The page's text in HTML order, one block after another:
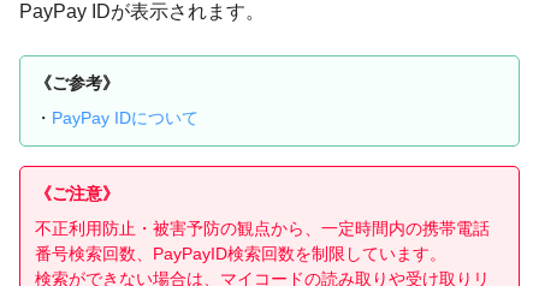
PayPay IDが表示されます。
《ご参考》
・ PayPay IDについて
《ご注意》
不正利用防止・被害予防の観点から、一定時間内の携帯電話
番号検索回数、PayPayID検索回数を制限しています。
検索ができない場合は、マイコードの読み取りや受け取りリ